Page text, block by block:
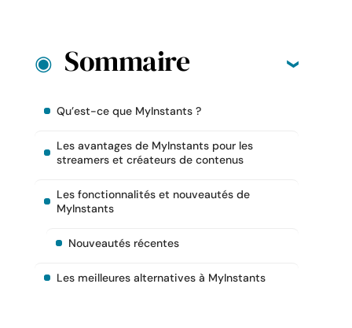
Sommaire
Qu’est-ce que MyInstants ?
Les avantages de MyInstants pour les
streamers et créateurs de contenus
Les fonctionnalités et nouveautés de
MyInstants
Nouveautés récentes
Les meilleures alternatives à MyInstants